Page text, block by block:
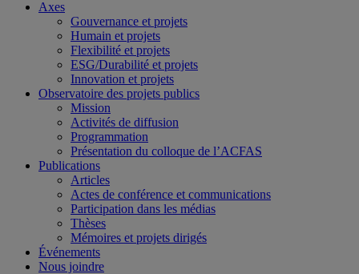
Axes
Gouvernance et projets
Humain et projets
Flexibilité et projets
ESG/Durabilité et projets
Innovation et projets
Observatoire des projets publics
Mission
Activités de diffusion
Programmation
Présentation du colloque de l’ACFAS
Publications
Articles
Actes de conférence et communications
Participation dans les médias
Thèses
Mémoires et projets dirigés
Événements
Nous joindre